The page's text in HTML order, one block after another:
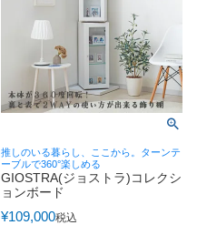
推しのいる暮らし、ここから。ターンテ
ーブルで360°楽しめる
GIOSTRA(ジョストラ)コレクシ
ョンボード
¥109,000税込